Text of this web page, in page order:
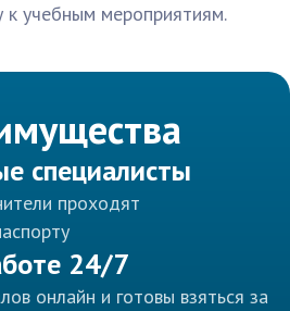
к учебным мероприятиям.
специалисты
проходят
24/7
онлайн и готовы взяться за